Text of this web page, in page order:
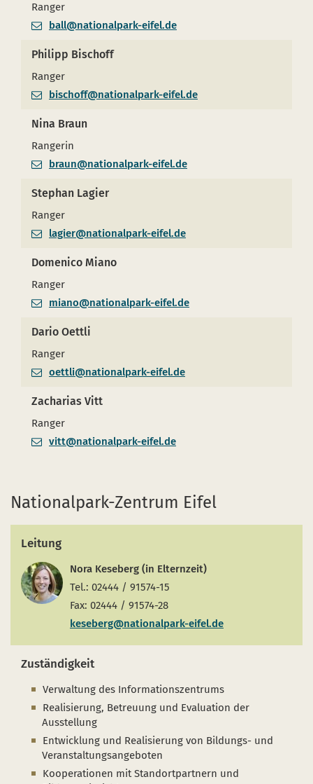
Ranger
ball@nationalpark-eifel.de
Philipp Bischoff
Ranger
bischoff@nationalpark-eifel.de
Nina Braun
Rangerin
braun@nationalpark-eifel.de
Stephan Lagier
Ranger
lagier@nationalpark-eifel.de
Domenico Miano
Ranger
miano@nationalpark-eifel.de
Dario Oettli
Ranger
oettli@nationalpark-eifel.de
Zacharias Vitt
Ranger
vitt@nationalpark-eifel.de
Nationalpark-Zentrum Eifel
Leitung
Nora Keseberg (in Elternzeit)
Tel.: 02444 / 91574-15
Fax: 02444 / 91574-28
keseberg@nationalpark-eifel.de
Zuständigkeit
Verwaltung des Informationszentrums
Realisierung, Betreuung und Evaluation der
Ausstellung
Entwicklung und Realisierung von Bildungs- und
Veranstaltungsangeboten
Kooperationen mit Standortpartnern und